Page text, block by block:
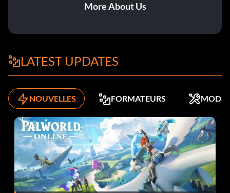
More About Us
LATEST UPDATES
NOUVELLES FORMATEURS MODS